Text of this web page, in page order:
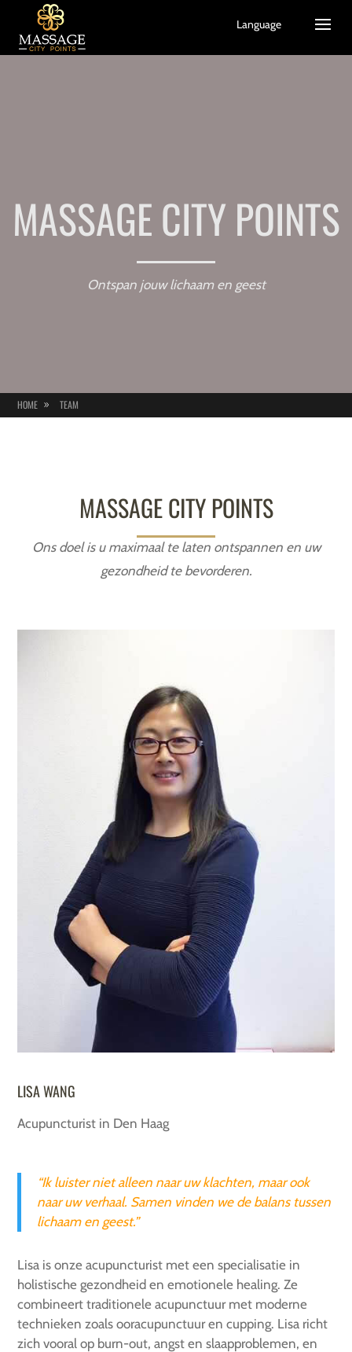
MASSAGE CITY POINTS
Ontspan jouw lichaam en geest
HOME TEAM
MASSAGE CITY POINTS
Ons doel is u maximaal te laten ontspannen en uw
gezondheid te bevorderen.
LISA WANG
Acupuncturist in Den Haag
“Ik luister niet alleen naar uw klachten, maar ook
naar uw verhaal. Samen vinden we de balans tussen
lichaam en geest.”
Lisa isonze acupuncturist met een specialisatie in
holistische gezondheid en emotionele healing. Ze
combineert traditionele acupunctuur met moderne
technieken zoals ooracupunctuur en cupping. Lisa richt
zich vooral op burn-out, angst en slaapproblemen, en
Language